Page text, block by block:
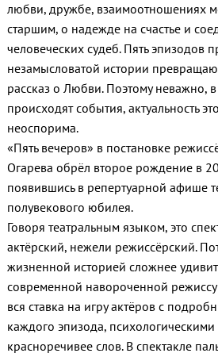
любви, дружбе, взаимоотношениях
старшим, о надежде на счастье и
человеческих судеб. Пять эпизодов
незамысловатой истории
рассказ о Любви. Поэтому неважно,
происходят события, актуальность
неоспорима.
«Пять вечеров» в постановке
Огарева обрёл второе рождение в
появившись в репертуарной афише
полувекового юбилея.
Говоря театральным языком, это
актёрский, нежели режиссёрский.
жизненной историей сложнее
современной навороченной
вся ставка на игру актёров с
каждого эпизода,
красноречивее слов. В спектакле